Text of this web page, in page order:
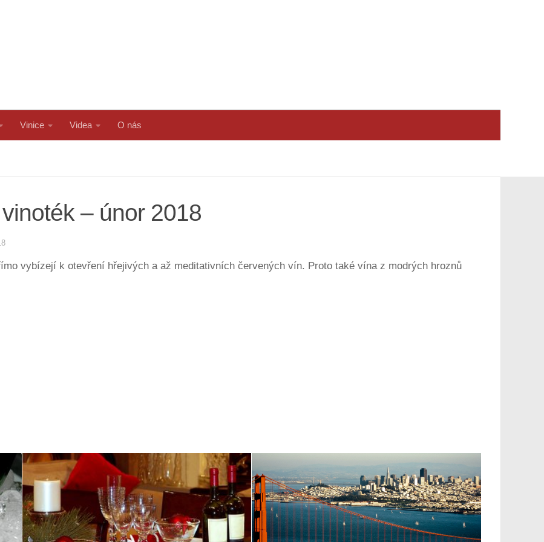
Vinice Videa O nás
– únor 2018
vybízejí k otevření hřejivých a až meditativních červených vín. Proto také vína z modrých hroznů